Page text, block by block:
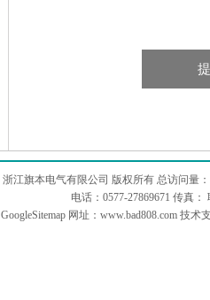
浙江旗本电气有限公司 版权所有 总访问量：
电话：0577-27869671 传真
GoogleSitemap 网址：www.bad808.com 技